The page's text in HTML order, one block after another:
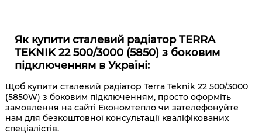
Як купити сталевий радіатор TERRA
TEKNIK 22 500/3000 (5850) з боковим
підключенням в Україні:
Щоб купити сталевий радіатор Terra Teknik 22 500/3000
(5850W) з боковим підключенням, просто оформіть
замовлення на сайті Економтепло чи зателефонуйте
нам для безкоштовної консультації кваліфікованих
спеціалістів.